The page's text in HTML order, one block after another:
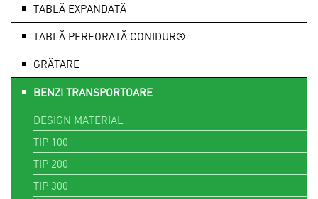
TABLĂ EXPANDATĂ
TABLĂ PERFORATĂ CONIDUR®
GRĂTARE
BENZI TRANSPORTOARE
DESIGN MATERIAL
TIP 100
TIP 200
TIP 300